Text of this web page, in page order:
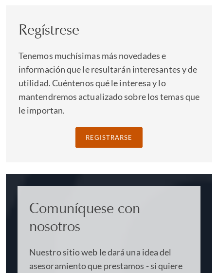
Regístrese
Tenemos muchísimas más novedades e
información que le resultarán interesantes y de
utilidad. Cuéntenos qué le interesa y lo
mantendremos actualizado sobre los temas que
le importan.
REGISTRARSE
Comuníquese con
nosotros
Nuestro sitio web le dará una idea del
asesoramiento que prestamos - si quiere